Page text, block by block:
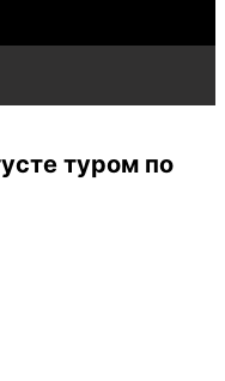
туром по